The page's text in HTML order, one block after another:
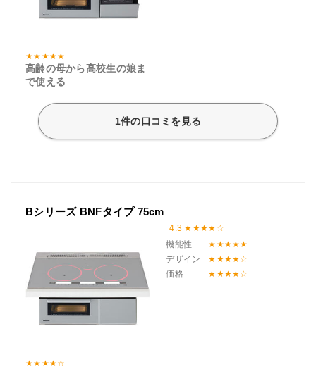
高齢の母から高校生の娘ま
で使える
1件の口コミを見る
Bシリーズ BNFタイプ 75cm
4.3
機能性
デザイン
価格